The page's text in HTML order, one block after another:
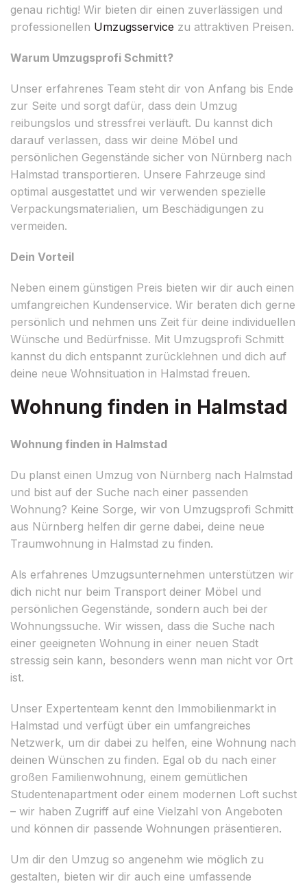
genau richtig! Wir bieten dir einen zuverlässigen und
professionellen Umzugsservice zu attraktiven Preisen.
Warum Umzugsprofi Schmitt?
Unser erfahrenes Team steht dir von Anfang bis Ende
zur Seite und sorgt dafür, dass dein Umzug
reibungslos und stressfrei verläuft. Du kannst dich
darauf verlassen, dass wir deine Möbel und
persönlichen Gegenstände sicher von Nürnberg nach
Halmstad transportieren. Unsere Fahrzeuge sind
optimal ausgestattet und wir verwenden spezielle
Verpackungsmaterialien, um Beschädigungen zu
vermeiden.
Dein Vorteil
Neben einem günstigen Preis bieten wir dir auch einen
umfangreichen Kundenservice. Wir beraten dich gerne
persönlich und nehmen uns Zeit für deine individuellen
Wünsche und Bedürfnisse. Mit Umzugsprofi Schmitt
kannst du dich entspannt zurücklehnen und dich auf
deine neue Wohnsituation in Halmstad freuen.
Wohnung finden in Halmstad
Wohnung finden in Halmstad
Du planst einen Umzug von Nürnberg nach Halmstad
und bist auf der Suche nach einer passenden
Wohnung? Keine Sorge, wir von Umzugsprofi Schmitt
aus Nürnberg helfen dir gerne dabei, deine neue
Traumwohnung in Halmstad zu finden.
Als erfahrenes Umzugsunternehmen unterstützen wir
dich nicht nur beim Transport deiner Möbel und
persönlichen Gegenstände, sondern auch bei der
Wohnungssuche. Wir wissen, dass die Suche nach
einer geeigneten Wohnung in einer neuen Stadt
stressig sein kann, besonders wenn man nicht vor Ort
ist.
Unser Expertenteam kennt den Immobilienmarkt in
Halmstad und verfügt über ein umfangreiches
Netzwerk, um dir dabei zu helfen, eine Wohnung nach
deinen Wünschen zu finden. Egal ob du nach einer
großen Familienwohnung, einem gemütlichen
Studentenapartment oder einem modernen Loft suchst
– wir haben Zugriff auf eine Vielzahl von Angeboten
und können dir passende Wohnungen präsentieren.
Um dir den Umzug so angenehm wie möglich zu
gestalten, bieten wir dir auch eine umfassende